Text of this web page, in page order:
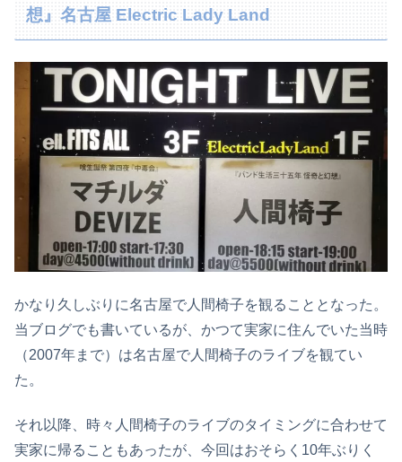
想』名古屋 Electric Lady Land
かなり久しぶりに名古屋で人間椅子を観ることとなった。
当ブログでも書いているが、かつて実家に住んでいた当時
（2007年まで）は名古屋で人間椅子のライブを観てい
た。
それ以降、時々人間椅子のライブのタイミングに合わせて
実家に帰ることもあったが、今回はおそらく10年ぶりく